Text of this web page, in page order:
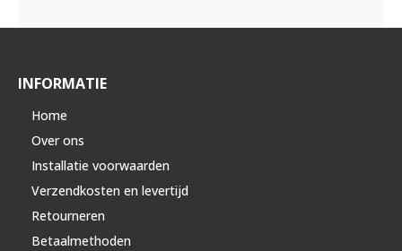
INFORMATIE
Home
Over ons
Installatie voorwaarden
Verzendkosten en levertijd
Retourneren
Betaalmethoden